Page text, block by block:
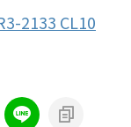
2133 CL10